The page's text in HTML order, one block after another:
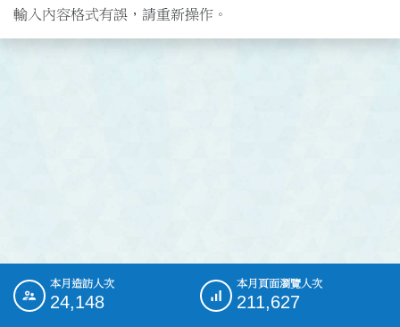
輸入內容格式有誤，請重新操作。
::: 本月造訪人次
24,148
本月頁面瀏覽人次
211,627